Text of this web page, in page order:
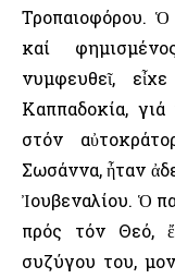
Τροπαιοφόρου.
καί
νυμφευθεῖ,
Καππαδοκία,
στόν
Σωσάννα, ἦταν
Ἰουβεναλίου. Ὁ
πρός τόν Θεό,
συζύγου του,